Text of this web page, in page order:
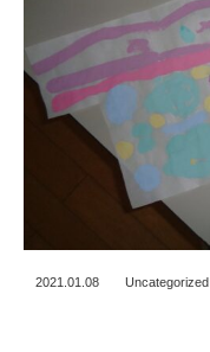
2021.01.08 Uncategorized